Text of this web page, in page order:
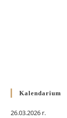
Kalendarium
26.03.2026 r.